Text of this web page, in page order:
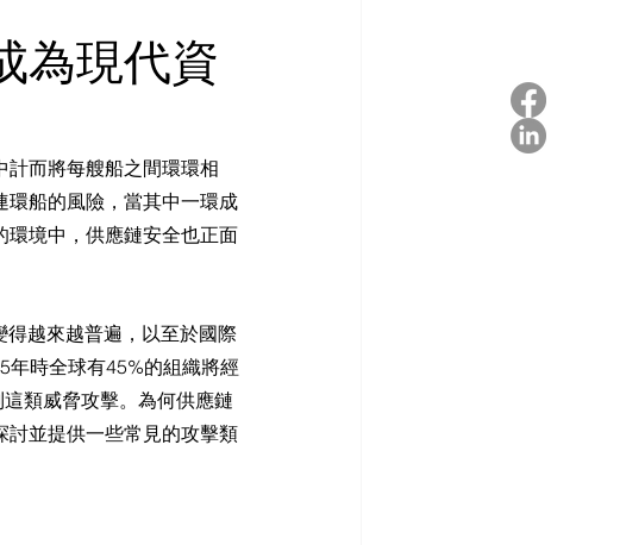
為現代資
而將每艘船之間環環相
環船的風險，當其中一環成
環境中，供應鏈安全也正面
越來越普遍，以至於國際
年時全球有45%的組織將經
類威脅攻擊。為何供應鏈
討並提供一些常見的攻擊類